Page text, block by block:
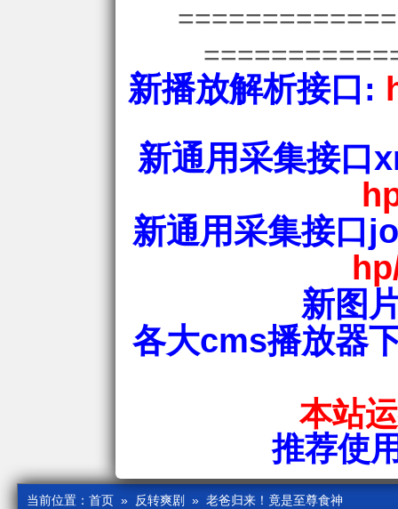
新播放解析接口:
新通用采集接口
新通用采集接口
新图
各大cms播放器
本站
推荐使
当前位置： 首页 » 反转爽剧 » 老爸归来！竟是至尊食神